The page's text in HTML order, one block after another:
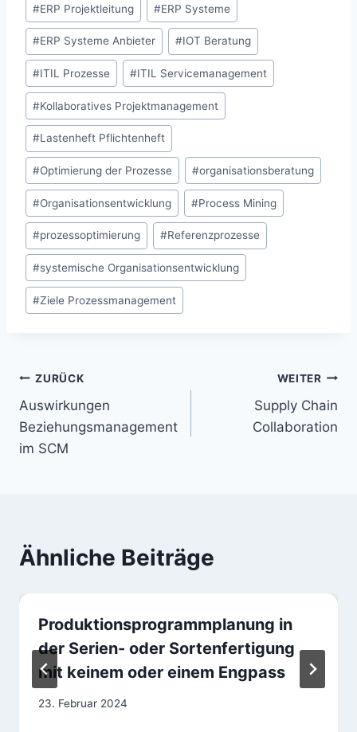
#ERP Projektleitung #ERP Systeme
#ERP Systeme Anbieter #IOT Beratung
#ITIL Prozesse #ITIL Servicemanagement
#Kollaboratives Projektmanagement
#Lastenheft Pflichtenheft
#Optimierung der Prozesse #organisationsberatung
#Organisationsentwicklung #Process Mining
#prozessoptimierung #Referenzprozesse
#systemische Organisationsentwicklung
#Ziele Prozessmanagement
Beitragsnavigation
ZURÜCK
Auswirkungen
Beziehungsmanagement
im SCM
WEITER
Supply Chain
Collaboration
Ähnliche Beiträge
Produktionsprogrammplanung in
der Serien- oder Sortenfertigung
mit keinem oder einem Engpass
23. Februar 2024